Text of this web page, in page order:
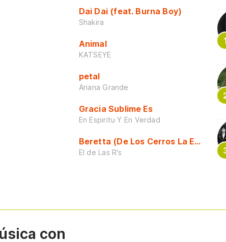
Dai Dai (feat. Burna Boy)
Shakira
Animal
KATSEYE
petal
Ariana Grande
Gracia Sublime Es
En Espiritu Y En Verdad
Beretta (De Los Cerros La Escuela)
El de Las R's
con